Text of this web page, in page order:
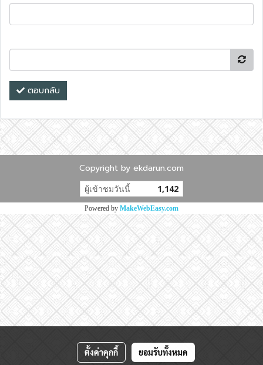
ตอบกลับ
Copyright by ekdarun.com
ผู้เข้าชมวันนี้ 1,142
Powered by MakeWebEasy.com
ตั้งค่าคุกกี้ ยอมรับทั้งหมด